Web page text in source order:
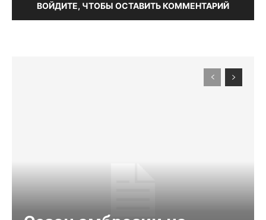
ВОЙДИТЕ, ЧТОБЫ ОСТАВИТЬ КОММЕНТАРИЙ